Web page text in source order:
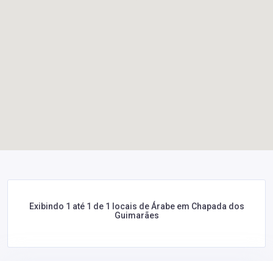
Exibindo 1 até 1 de 1 locais de Árabe em Chapada dos
Guimarães